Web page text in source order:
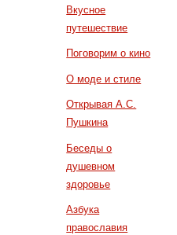
Вкусное
путешествие
Поговорим о кино
О моде и стиле
Открывая А.С.
Пушкина
Беседы о
душевном
здоровье
Азбука
православия